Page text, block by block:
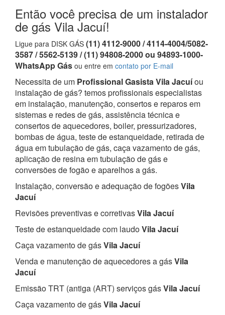
Então você precisa de um instalador
de gás Vila Jacuí!
Ligue para DISK GÁS (11) 4112-9000 / 4114-4004/5082-
3587 / 5562-5139 / (11) 94808-2000 ou 94893-1000-
WhatsApp Gás ou entre em contato por E-mail
Necessita de um Profissional Gasista Vila Jacuíou
instalação de gás? temos profissionais especialistas
em instalação, manutenção, consertos e reparos em
sistemas e redes de gás, assistência técnica e
consertos de aquecedores, boiler, pressurizadores,
bombas de água, teste de estanqueidade, retirada de
água em tubulação de gás, caça vazamento de gás,
aplicação de resina em tubulação de gás e
conversões de fogão e aparelhos a gás.
Instalação, conversão e adequação de fogõesVila
Jacuí
Revisões preventivas e corretivasVila Jacuí
Teste de estanqueidade com laudoVila Jacuí
Caça vazamento de gásVila Jacuí
Venda e manutenção de aquecedores a gásVila
Jacuí
Emissão TRT (antiga (ART) serviços gásVila Jacuí
Caça vazamento de gásVila Jacuí